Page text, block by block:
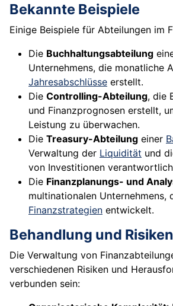
Bekannte Beispiele
Einige Beispiele für Abteilungen im
Die Buchhaltungsabteilung
Unternehmens, die monatliche
Jahresabschlüsse erstellt.
Die Controlling-Abteilung, die
und Finanzprognosen erstellt,
Leistung zu überwachen.
Die Treasury-Abteilung einer
Verwaltung der Liquidität und
von Investitionen
Die Finanzplanungs- und
multinationalen Unternehmens,
Finanzstrategien entwickelt.
Behandlung und Risiken
Die Verwaltung von
verschiedenen Risiken und
verbunden sein: